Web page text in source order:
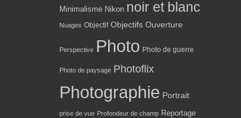
Minimalisme Nikon noir et blanc
Nuages Objectif Objectifs Ouverture
Perspective Photo Photo de guerre
Photo de paysage Photoflix
Photographie Portrait
prise de vue Profondeur de champ Reportage